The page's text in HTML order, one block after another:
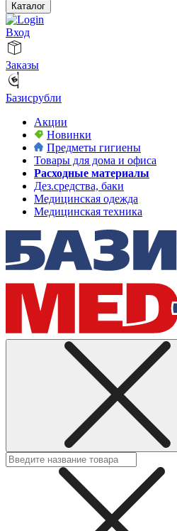
Каталог
Вход
Заказы
Базисрубли
Акции
Новинки
Предметы гигиены
Товары для дома и офиса
Расходные материалы
Дез.средства, баки
Медицинская одежда
Медицинская техника